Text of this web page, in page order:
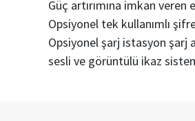
Güç artırımına imkan veren
Opsiyonel tek kullanımlı
Opsiyonel şarj istasyon şarj
sesli ve görüntülü ikaz